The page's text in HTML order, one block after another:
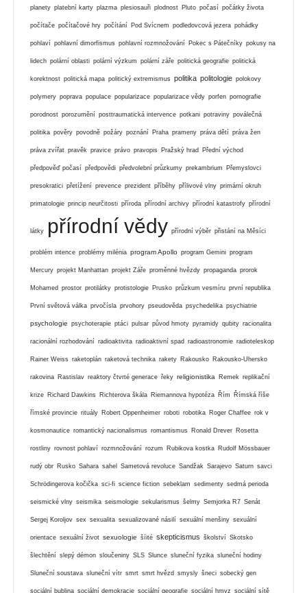
planety platební karty plazma plesiosauři plodnost Pluto počasí počátky života
počítače počítačové hry počítání Pod Svícnem podledovcová jezera pohádky
pohlaví pohlavní dimorfismus pohlavní rozmnožování Pokec s Pátečníky pokusy na
lidech polární oblasti polární výzkum polární záře politická geografie politická
korektnost politická mapa politický extremismus politika politologie polokovy
polymery poprava populace popularizace popularizace vědy porfen pornografie
porodnost porozumění posttraumatická intervence potkani potraviny poválečná
politika pověry povodně požáry poznání Praha prameny práva dětí práva žen
práva zvířat pravěk pravice právo pravopis Pražský hrad Přední východ
předpověď počasí předpovědi předvolební průzkumy prekambrium Přemyslovci
presokratici přetížení prevence prezident příběhy přílivové vlny primární okruh
primatologie princip neurčitosti příroda přírodní archivy přírodní katastrofy přírodní
látky přírodní vědy přírodní výběr přistání na Měsíci
problém intence problémy milénia program Apollo program Gemini program
Mercury projekt Manhattan projekt Záře proměnné hvězdy propaganda prorok
Mohamed prostor protilátky protistologie Prusko průzkum vesmíru první republika
První světová válka prvočísla prvohory pseudověda psychedelika psychiatrie
psychologie psychoterapie ptáci pulsar původ hmoty pyramidy qubity racionalita
racionální rozhodování radioaktivita radioaktivní spad radioastronomie radioteleskop
Rainer Weiss raketoplán raketová technika rakety Rakousko Rakousko-Uhersko
rakovina Rastislav reaktory čtvrté generace řeky religionistika Remek replikační
krize Richard Dawkins Richterova škála Riemannova hypotéza Řím Římská říše
římské provincie rituály Robert Oppenheimer roboti robotika Roger Chaffee rok v
kosmonautice romantický nacionalismus romantismus Ronald Drever Rosetta
rostliny rovnost pohlaví rozmnožování rozum Rubikova kostka Rudolf Mössbauer
rudý obr Rusko Sahara sahel Sametová revoluce Sandžak Sarajevo Saturn savci
Schrödingerova kočička sci-fi science fiction sebeklam sedimenty sedmá perioda
seismické vlny seismika seismologie sekularismus šelmy Semjorka R7 Senát
Sergej Koroljov sex sexualita sexualizované násilí sexuální menšiny sexuální
orientace sexuální život sexuologie šíité skepticismus školství Skotsko
šlechtění slepý démon sloučeniny SLS Slunce sluneční fyzika sluneční hodiny
Sluneční soustava sluneční vítr smrt smrt hvězd smysly šneci sobecký gen
sociální bublina sociální demokracie sociální geografie sociální hmyz sociální sítě